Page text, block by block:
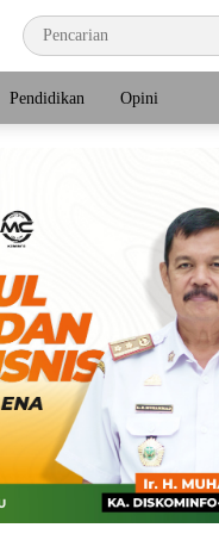
Pendidikan Opini